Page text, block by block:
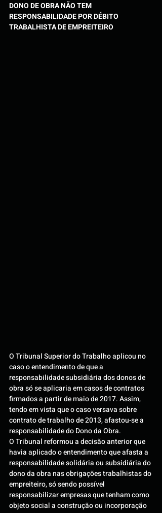
DONO DE OBRA NÃO TEM
RESPONSABILIDADE POR DÉBITO
TRABALHISTA DE EMPREITEIRO
O Tribunal Superior do Trabalho aplicou no
caso o entendimento de que a
responsabilidade subsidiária dos donos de
obra só se aplicaria em casos de contratos
firmados a partir de maio de 2017. Assim,
tendo em vista que o caso versava sobre
contrato de trabalho de 2013, afastou-se a
responsabilidade do Dono da Obra.
O Tribunal reformou a decisão anterior que
havia aplicado o entendimento que afasta a
responsabilidade solidária ou subsidiária do
dono da obra nas obrigações trabalhistas do
empreiteiro, só sendo possível
responsabilizar empresas que tenham como
objeto social a construção ou incorporação